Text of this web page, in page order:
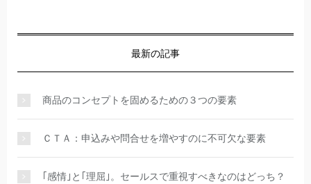
最新の記事
商品のコンセプトを固めるための３つの要素
ＣＴＡ：申込みや問合せを増やすのに不可欠な要素
｢感情｣と｢理屈｣。セールスで重視すべきなのはどっち？